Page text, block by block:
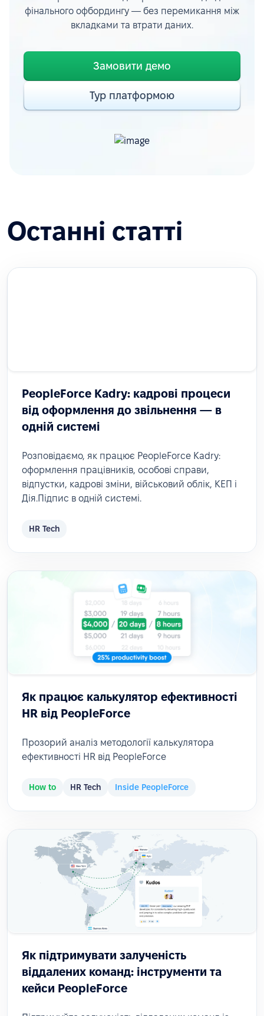
фінального офбордингу — без перемикання між
вкладками та втрати даних.
Замовити демо
Тур платформою
Останні статті
PeopleForce Kadry: кадрові процеси
від оформлення до звільнення — в
одній системі
Розповідаємо, як працює PeopleForce Kadry:
оформлення працівників, особові справи,
відпустки, кадрові зміни, військовий облік, КЕП і
Дія.Підпис в одній системі.
HR Tech
Як працює калькулятор ефективності
HR від PeopleForce
Прозорий аналіз методології калькулятора
ефективності HR від PeopleForce
How to HR Tech Inside PeopleForce
Як підтримувати залученість
віддалених команд: інструменти та
кейси PeopleForce